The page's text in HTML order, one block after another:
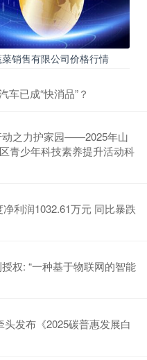
销售有限公司价格行情
车已成“快消品”？
动之力护家园——2025年山
青少年科技素养提升活动科
利润1032.61万元 同比暴跌
权: “一种基于物联网的智能
发布《2025碳普惠发展白